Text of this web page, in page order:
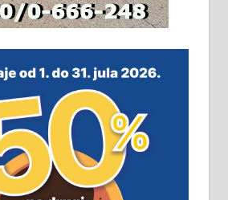
нова,
од 8 ари у Зеленом
Могућа
63-584
ОГЛАСИ